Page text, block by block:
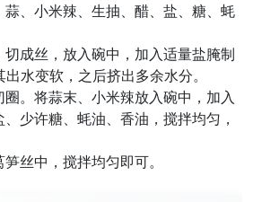
、小米辣、生抽、醋、盐、糖、蚝
成丝，放入碗中，加入适量盐腌制
水变软，之后挤出多余水分。
。将蒜末、小米辣放入碗中，加入
少许糖、蚝油、香油，搅拌均匀，
丝中，搅拌均匀即可。